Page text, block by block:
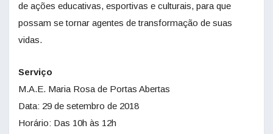
de ações educativas, esportivas e culturais, para que
possam se tornar agentes de transformação de suas
vidas.
Serviço
M.A.E. Maria Rosa de Portas Abertas
Data: 29 de setembro de 2018
Horário: Das 10h às 12h